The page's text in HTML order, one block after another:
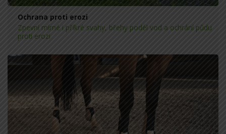
Ochrana proti erozi
Zpevní mírné i příkré svahy, břehy podél vod a ochrání půdu
proti erozi